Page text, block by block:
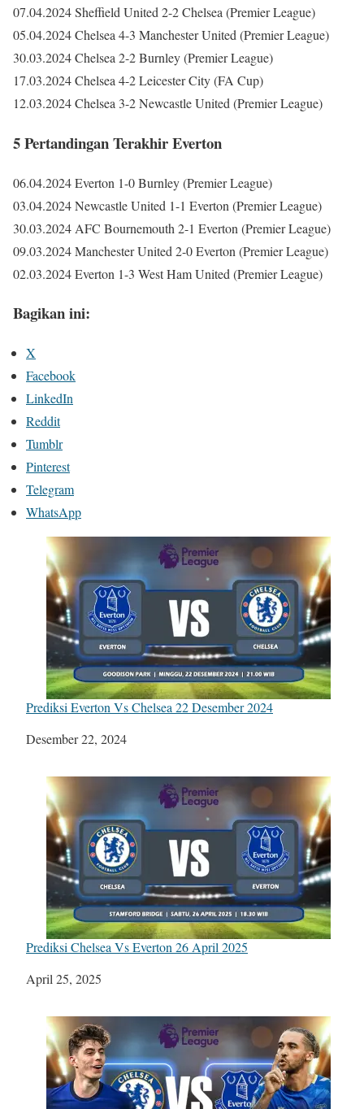
07.04.2024 Sheffield United 2-2 Chelsea (Premier League)
05.04.2024 Chelsea 4-3 Manchester United (Premier League)
30.03.2024 Chelsea 2-2 Burnley (Premier League)
17.03.2024 Chelsea 4-2 Leicester City (FA Cup)
12.03.2024 Chelsea 3-2 Newcastle United (Premier League)
5 Pertandingan Terakhir Everton
06.04.2024 Everton 1-0 Burnley (Premier League)
03.04.2024 Newcastle United 1-1 Everton (Premier League)
30.03.2024 AFC Bournemouth 2-1 Everton (Premier League)
09.03.2024 Manchester United 2-0 Everton (Premier League)
02.03.2024 Everton 1-3 West Ham United (Premier League)
Bagikan ini:
X
Facebook
LinkedIn
Reddit
Tumblr
Pinterest
Telegram
WhatsApp
Prediksi Everton Vs Chelsea 22 Desember 2024
Tanggal
Desember 22, 2024
Prediksi Chelsea Vs Everton 26 April 2025
Tanggal
April 25, 2025